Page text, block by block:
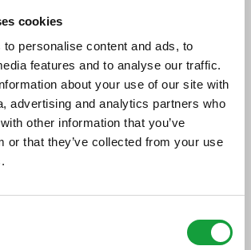
cookies
personalise content and ads, to
features and to analyse our traffic.
about your use of our site with
advertising and analytics partners who
other information that you’ve
or that they’ve collected from your use
ALLA NEWSLETTER
su tutte le ultime novita nel campo